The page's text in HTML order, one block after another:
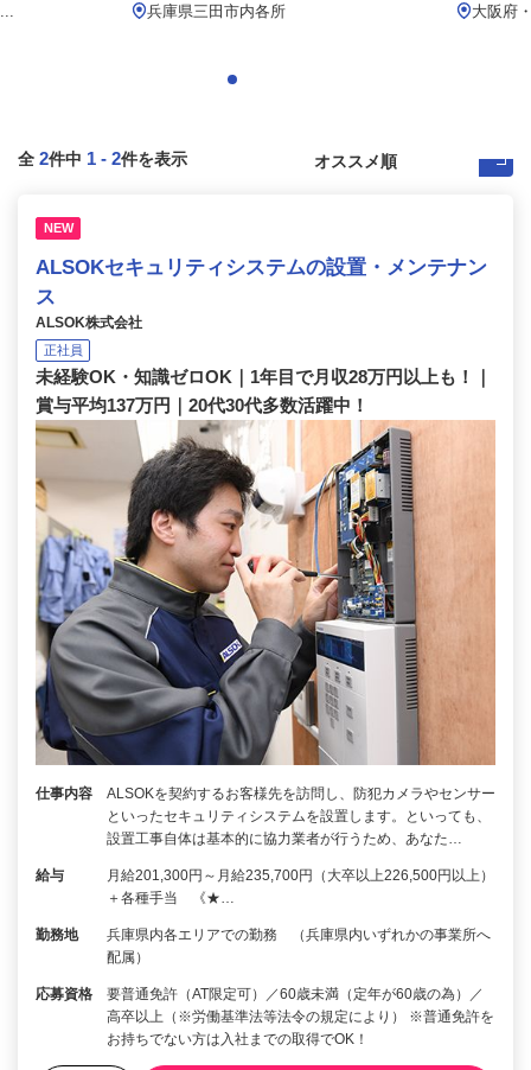
兵庫県三田市内各所
大阪府
全 2件中 1 - 2件を表示
NEW
ALSOKセキュリティシステムの設置・メンテナン
ス
ALSOK株式会社
正社員
未経験OK・知識ゼロOK｜1年目で月収28万円以上も！｜
賞与平均137万円｜20代30代多数活躍中！
仕事内容
ALSOKを契約するお客様先を訪問し、防犯カメラやセンサー
といったセキュリティシステムを設置します。といっても、
設置工事自体は基本的に協力業者が行うため、あなた…
給与
月給201,300円～月給235,700円（大卒以上226,500円以上）
＋各種手当 《★…
勤務地
兵庫県内各エリアでの勤務 （兵庫県内いずれかの事業所へ
配属）
応募資格
要普通免許（AT限定可）／60歳未満（定年が60歳の為）／
高卒以上（※労働基準法等法令の規定により） ※普通免許を
お持ちでない方は入社までの取得でOK！